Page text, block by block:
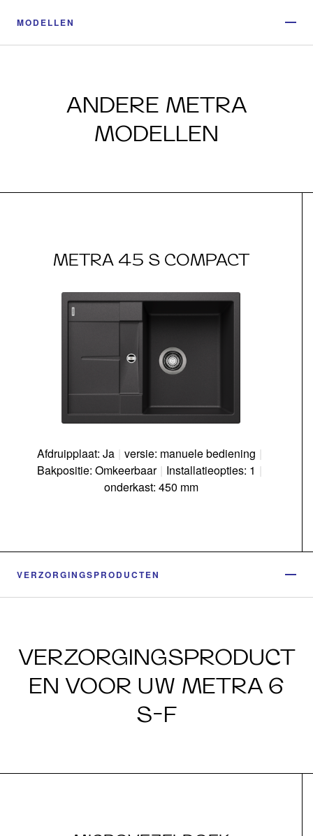
MODELLEN
ANDERE METRA
MODELLEN
METRA 45 S COMPACT
Afdruipplaat: Ja | versie: manuele bediening |
Bakpositie: Omkeerbaar | Installatieopties: 1 |
onderkast: 450 mm
VERZORGINGSPRODUCTEN
VERZORGINGSPRODUCT
EN VOOR UW METRA 6
S-F